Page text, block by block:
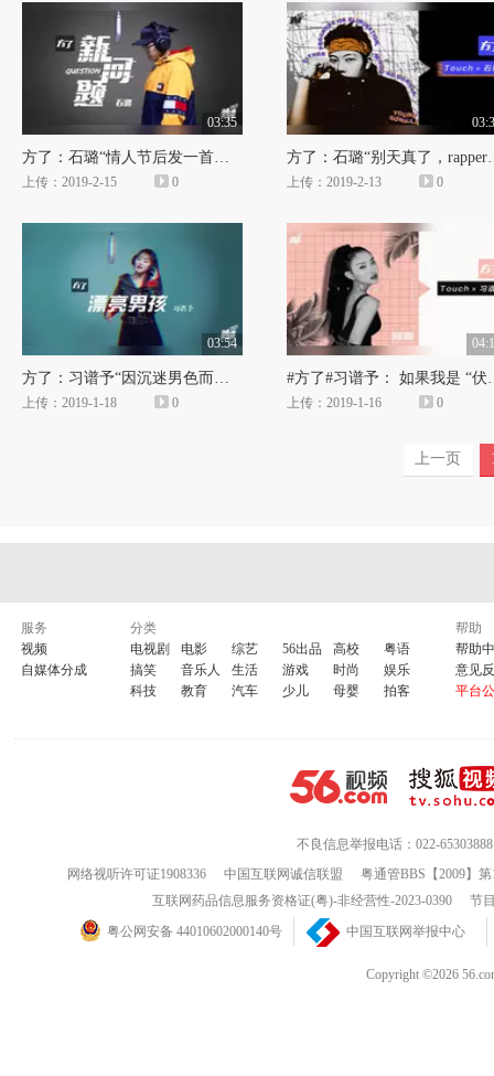
03:35
方了：石璐“情人节后发一首给现实主义者的精神良曲”
上传：2019-2-15 0
方了：石璐
上传：2019-2-13 0
03:54
方了：习谱予“因沉迷男色而诞生的作品”
上传：2019-1-18 0
#方了#习
上传：2019-1-16 0
上一页
服务
视频
自媒体分成
分类
电视剧
电影 综艺 56出品 高校
粤语
搞笑
音乐人 生活 游戏 时尚
娱乐
科技
教育 汽车 少儿 母婴 拍客
帮助
帮助
意见
平台
不良信息举报电话：022-65303888
网络视听许可证1908336
中国互联网诚信联盟
粤通管BBS【2009】
互联网药品信息服务资格证(粤)-非经营性-2023-0390
节
粤公网安备 44010602000140号
中国互联网举报中心
Copyright ©2026